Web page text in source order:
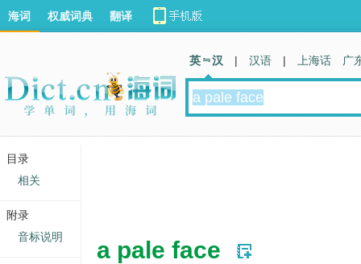
a pale face
海词 权威词典 翻译
英 汉 | 汉语 | 上海话 广
目录
相关
附录
音标说明